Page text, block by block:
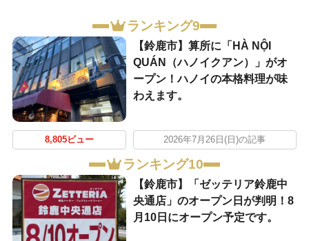
ランキング9
【鈴鹿市】算所に「HÀ NỘI
QUÁN（ハノイクアン）」がオ
ープン！ハノイの本格料理が味
わえます。
8,805ビュー 2026年7月26日(日)の記事
ランキング10
【鈴鹿市】「ゼッテリア鈴鹿中
央通店」のオープン日が判明！8
月10日にオープン予定です。